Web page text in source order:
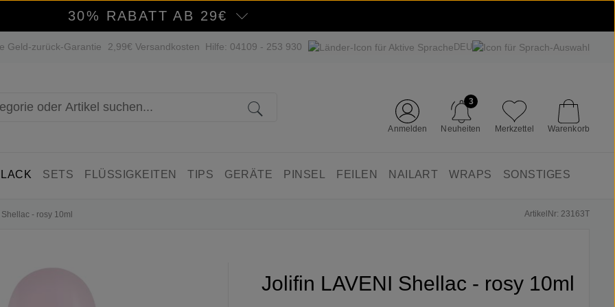
30% RABATT AB 29€
Geld-zurück-Garantie 2,99€ Versandkosten Hilfe: 04109 - 253 930 DEU
Anmelden Neuheiten
3
Merkzettel Warenkorb
SETS FLÜSSIGKEITEN TIPS GERÄTE PINSEL FEILEN NAILART WRAPS SONSTIGES
- rosy 10ml ArtikelNr: 23163T
Jolifin LAVENI Shellac - rosy 10ml